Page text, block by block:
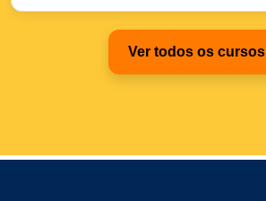
Ver todos os cursos